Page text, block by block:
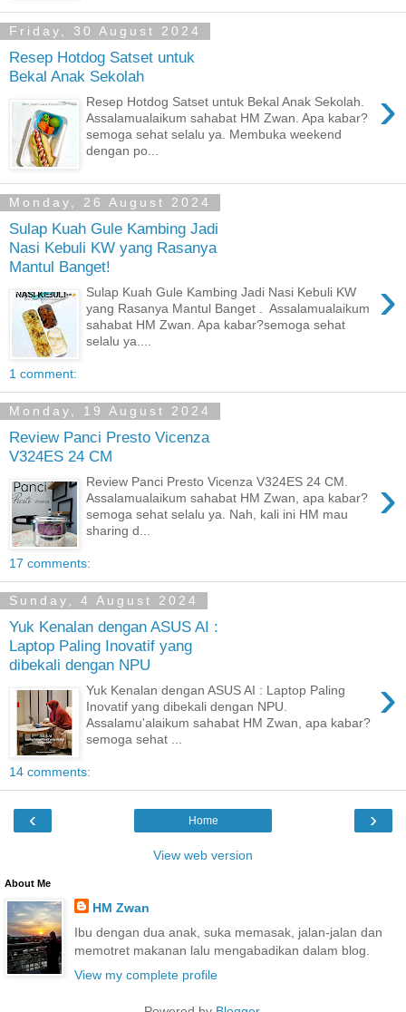
Friday, 30 August 2024
Resep Hotdog Satset untuk
Bekal Anak Sekolah
›
Resep Hotdog Satset untuk Bekal Anak Sekolah.
Assalamualaikum sahabat HM Zwan. Apa kabar?
semoga sehat selalu ya. Membuka weekend
dengan po...
Monday, 26 August 2024
Sulap Kuah Gule Kambing Jadi
Nasi Kebuli KW yang Rasanya
Mantul Banget!
›
Sulap Kuah Gule Kambing Jadi Nasi Kebuli KW
yang Rasanya Mantul Banget . Assalamualaikum
sahabat HM Zwan. Apa kabar?semoga sehat
selalu ya....
1 comment:
Monday, 19 August 2024
Review Panci Presto Vicenza
V324ES 24 CM
›
Review Panci Presto Vicenza V324ES 24 CM.
Assalamualaikum sahabat HM Zwan, apa kabar?
semoga sehat selalu ya. Nah, kali ini HM mau
sharing d...
17 comments:
Sunday, 4 August 2024
Yuk Kenalan dengan ASUS AI :
Laptop Paling Inovatif yang
dibekali dengan NPU
›
Yuk Kenalan dengan ASUS AI : Laptop Paling
Inovatif yang dibekali dengan NPU.
Assalamu'alaikum sahabat HM Zwan, apa kabar?
semoga sehat ...
14 comments:
‹ ›
Home
View web version
About Me
HM Zwan
Ibu dengan dua anak, suka memasak, jalan-jalan dan
memotret makanan lalu mengabadikan dalam blog.
View my complete profile